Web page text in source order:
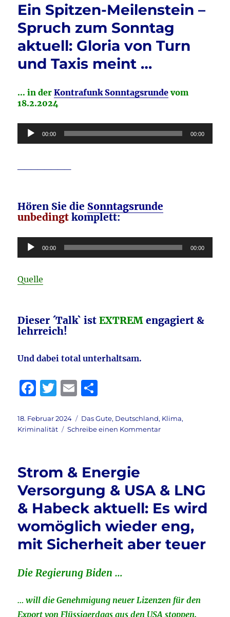
o
k
&
&
Reichelt
aktuell:
Die
der
„Energiewende“
Reichelt!
Februar
Ein Spitzen-Meilenstein –
Spruch zum Sonntag
aktuell: Gloria von Turn
und Taxis meint …
… in der Kontrafunk Sonntagsrunde vom
18.2.2024
Audio-
Player
00:00 00:00
Hören Sie die Sonntagsrunde
unbedingt komplett:
Audio-
Player
00:00 00:00
Quelle
Dieser ´Talk` istEXTREM engagiert &
lehrreich!
Und dabei total unterhaltsam.
F
c
e
o
o
k
T
it
te
E
ai
l
le
n
Veröffentlicht
am
18. Februar 2024 Kategorien
Das Gute, Deutschland, Klima,
Kriminalität
Schreibe einen Kommentarzu
zum
Sonntag
aktuell:
Gloria
Turn
Strom & Energie
Versorgung & USA & LNG
& Habeck aktuell: Es wird
womöglich wieder eng,
mit Sicherheit aber teuer
Die Regierung Biden …
… will die Genehmigung neuer Lizenzen für den
Export von Flüssigerdgas aus den USA stoppen.